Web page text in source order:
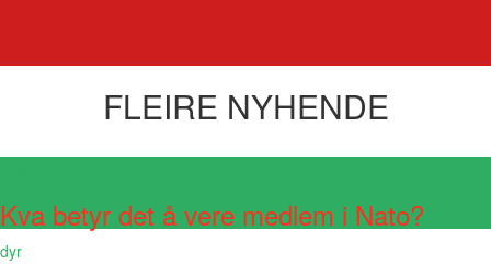
FLEIRE NYHENDE
Kva betyr det å vere medlem i Nato?
dyr